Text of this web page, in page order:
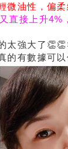
微油性，偏
直接上升4%
太強大了
的有數據可